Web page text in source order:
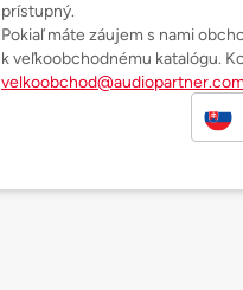
prístupný.
Pokiaľ máte záujem s nami
k veľkoobchodnému katalógu.